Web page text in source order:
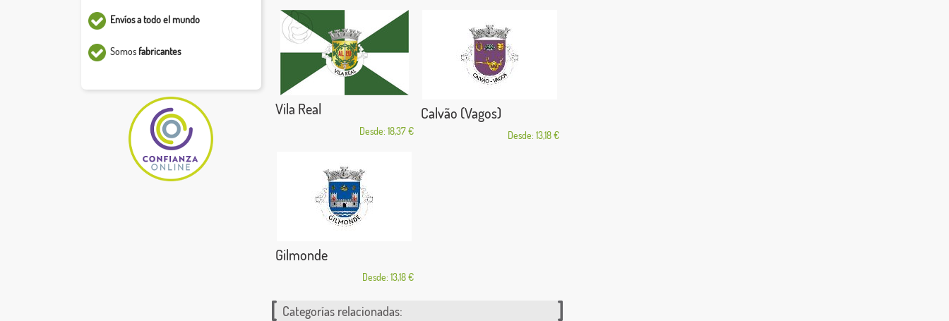
Envíos a todo el mundo
Somosfabricantes
Vila Real
Desde: 18,37 €
Calvão (Vagos)
Desde: 13,18 €
Gilmonde
Desde: 13,18 €
Categorías relacionadas: